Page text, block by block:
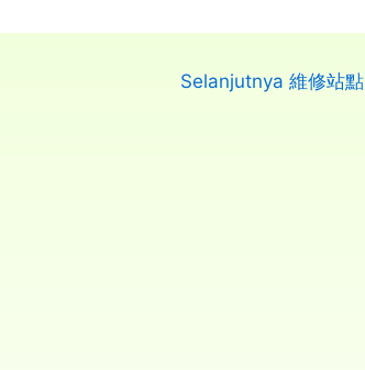
Selanjutnya 維修站點